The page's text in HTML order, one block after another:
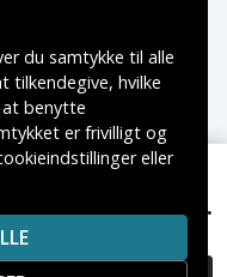
89 kr.
Nordic AB
WEB TILHØRER DE
EJER.
du samtykke til alle
tilkendegive, hvilke
at benytte
er frivilligt og
eller